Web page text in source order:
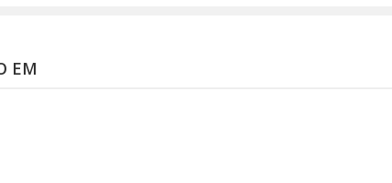
EM